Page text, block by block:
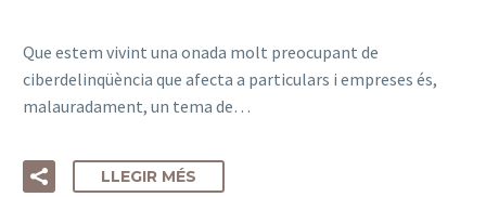
Que estem vivint una onada molt preocupant de
ciberdelinqüència que afecta a particulars i empreses és,
malauradament, un tema de…
LLEGIR MÉS